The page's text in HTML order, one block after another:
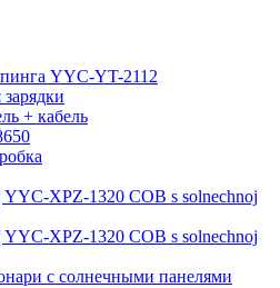
YYC-YT-2112
+ кабель
с солнечными панелями